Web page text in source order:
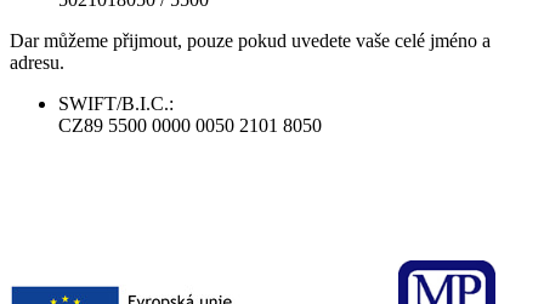
Dar můžeme přijmout, pouze pokud uvedete vaše celé jméno a
adresu.
SWIFT/B.I.C.:
CZ89 5500 0000 0050 2101 8050